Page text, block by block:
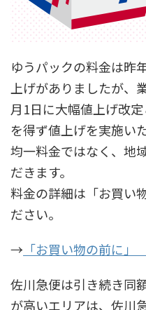
ゆうパックの料金は昨
上げがありましたが、
月1日に大幅値上げ改
を得ず値上げを実施い
均一料金ではなく、地
だきます。
料金の詳細は「お買い
ださい。
→ 「お買い物の前に
佐川急便は引き続き同
が高いエリアは、佐川